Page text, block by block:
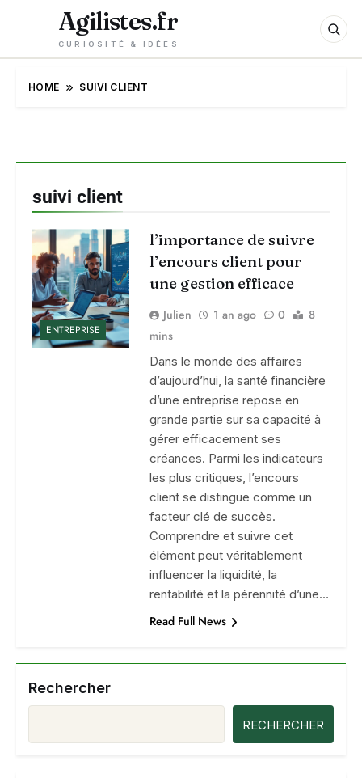
Agilistes.fr
CURIOSITÉ & IDÉES
HOME SUIVI CLIENT
suivi client
ENTREPRISE
l’importance de suivre
l’encours client pour
une gestion efficace
Julien 1 an ago 0
8
mins
Dans le monde des affaires
d’aujourd’hui, la santé financière
d’une entreprise repose en
grande partie sur sa capacité à
gérer efficacement ses
créances. Parmi les indicateurs
les plus critiques, l’encours
client se distingue comme un
facteur clé de succès.
Comprendre et suivre cet
élément peut véritablement
influencer la liquidité, la
rentabilité et la pérennité d’une…
Read Full News
Rechercher
RECHERCHER